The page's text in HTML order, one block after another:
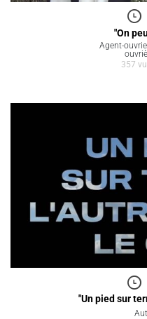
"On
Agent-
357
"Un pied sur